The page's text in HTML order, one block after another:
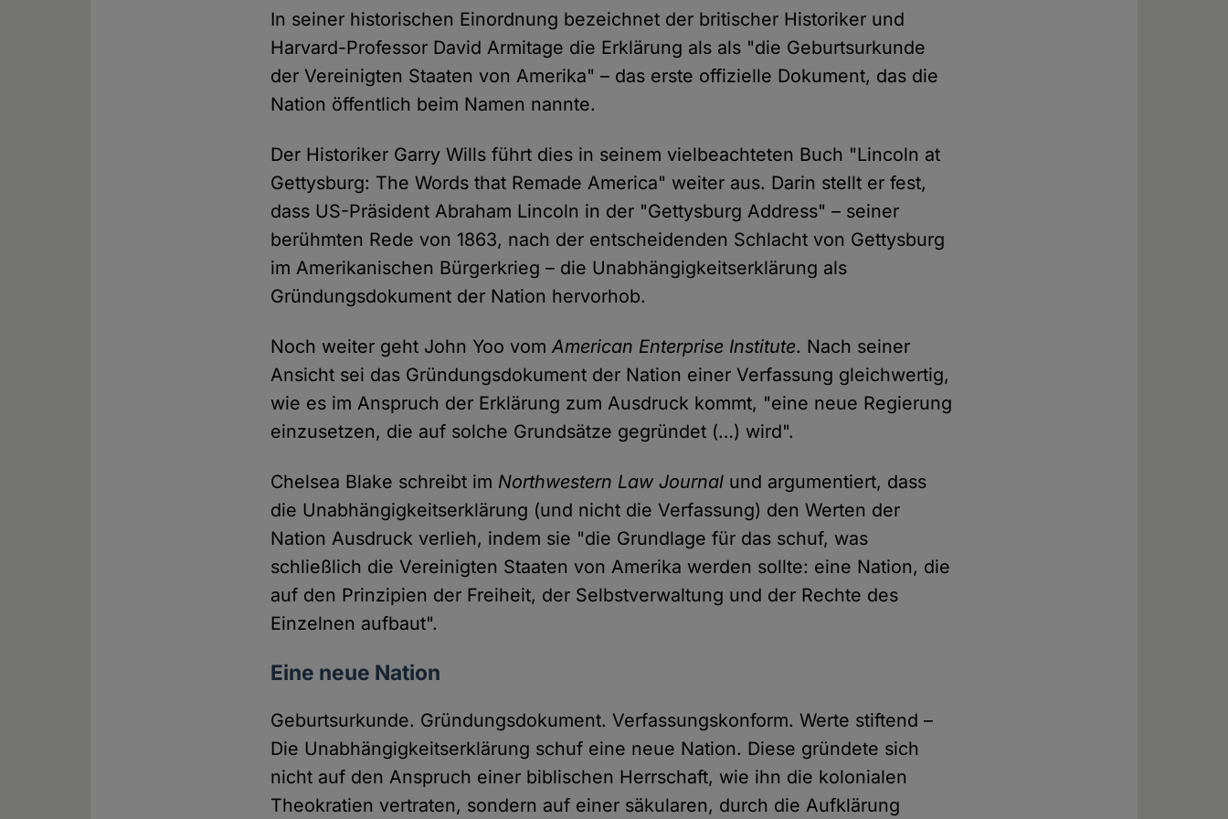
In seiner historischen Einordnung bezeichnet der britischer Historiker und
Harvard-Professor David Armitage die Erklärung als als "die Geburtsurkunde
der Vereinigten Staaten von Amerika" – das erste offizielle Dokument, das die
Nation öffentlich beim Namen nannte.
Der Historiker Garry Wills führt dies in seinem vielbeachteten Buch "Lincoln at
Gettysburg: The Words that Remade America" weiter aus. Darin stellt er fest,
dass US-Präsident Abraham Lincoln in der "Gettysburg Address" – seiner
berühmten Rede von 1863, nach der entscheidenden Schlacht von Gettysburg
im Amerikanischen Bürgerkrieg – die Unabhängigkeitserklärung als
Gründungsdokument der Nation hervorhob.
Noch weiter geht John Yoo vomAmerican Enterprise Institute. Nach seiner
Ansicht sei das Gründungsdokument der Nation einer Verfassung gleichwertig,
wie es im Anspruch der Erklärung zum Ausdruck kommt, "eine neue Regierung
einzusetzen, die auf solche Grundsätze gegründet (…) wird".
Chelsea Blake schreibt im Northwestern Law Journal und argumentiert, dass
die Unabhängigkeitserklärung (und nicht die Verfassung) den Werten der
Nation Ausdruck verlieh, indem sie "die Grundlage für das schuf, was
schließlich die Vereinigten Staaten von Amerika werden sollte: eine Nation, die
auf den Prinzipien der Freiheit, der Selbstverwaltung und der Rechte des
Einzelnen aufbaut".
Eine neue Nation
Geburtsurkunde. Gründungsdokument. Verfassungskonform. Werte stiftend –
Die Unabhängigkeitserklärung schuf eine neue Nation. Diese gründete sich
nicht auf den Anspruch einer biblischen Herrschaft, wie ihn die kolonialen
Theokratien vertraten, sondern auf einer säkularen, durch die Aufklärung